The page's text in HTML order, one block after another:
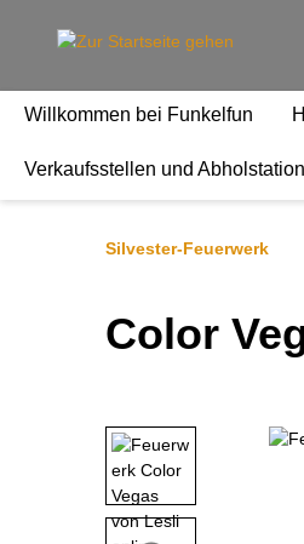
Willkommen bei Funkelfun
Verkaufsstellen und
Silvester-Feuerwerk
Color
Bildergalerie